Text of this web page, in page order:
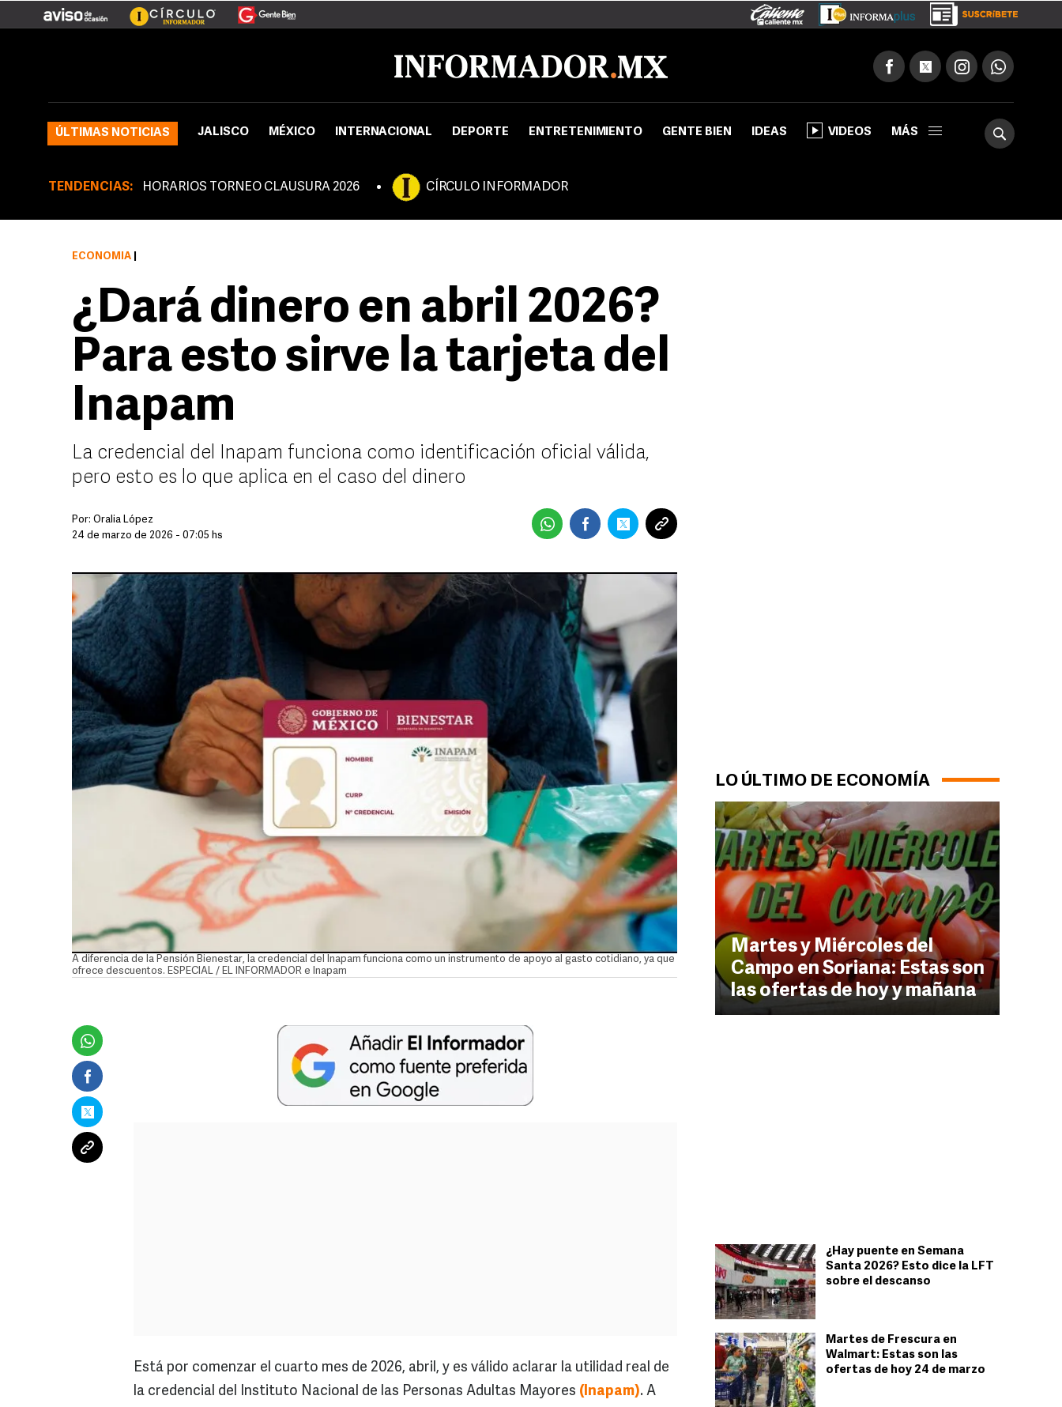
ÚLTIMAS NOTICIAS JALISCO MÉXICO INTERNACIONAL DEPORTE ENTRETENIMIENTO GENTE BIEN IDEAS VIDEOS MÁS
TENDENCIAS: HORARIOS TORNEO CLAUSURA 2026 CÍRCULO INFORMADOR
LO ÚLTIMO DE ECONOMÍA
Martes y Miércoles del
Campo en Soriana: Estas son
las ofertas de hoy y mañana
¿Hay puente en Semana
Santa 2026? Esto dice la LFT
sobre el descanso
Martes de Frescura en
Walmart: Estas son las
ofertas de hoy 24 de marzo
ECONOMÍA
¿Dará dinero en abril 2026?
Para esto sirve la tarjeta del
Inapam
La credencial del Inapam funciona como identificación oficial válida,
pero esto es lo que aplica en el caso del dinero
Por: Oralia López
24 de marzo de 2026 - 07:05 hs
A diferencia de la Pensión Bienestar, la credencial del Inapam funciona como un instrumento de apoyo al gasto cotidiano, ya que
ofrece descuentos. ESPECIAL / EL INFORMADOR e Inapam
Está por comenzar el cuarto mes de 2026, abril, y es válido aclarar la utilidad real de
la credencial del Instituto Nacional de las Personas Adultas Mayores (Inapam). A